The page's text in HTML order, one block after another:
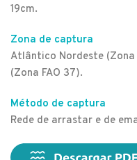
19cm.
Zona de captura
Atlântico Nordeste (Zona
(Zona FAO 37).
Método de captura
Rede de arrastar e de